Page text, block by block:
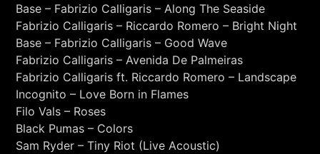
+393401974468
Sostieni Radio Città Aperta
Base – Fabrizio Calligaris – Along The Seaside
Fabrizio Calligaris – Riccardo Romero – Bright Night
Base – Fabrizio Calligaris – Good Wave
Fabrizio Calligaris – Avenida De Palmeiras
Fabrizio Calligaris ft. Riccardo Romero – Landscape
Incognito – Love Born in Flames
Filo Vals – Roses
Black Pumas – Colors
Sam Ryder – Tiny Riot (Live Acoustic)